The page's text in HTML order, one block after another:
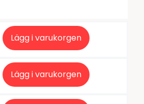
Lägg i varukorgen
Lägg i varukorgen